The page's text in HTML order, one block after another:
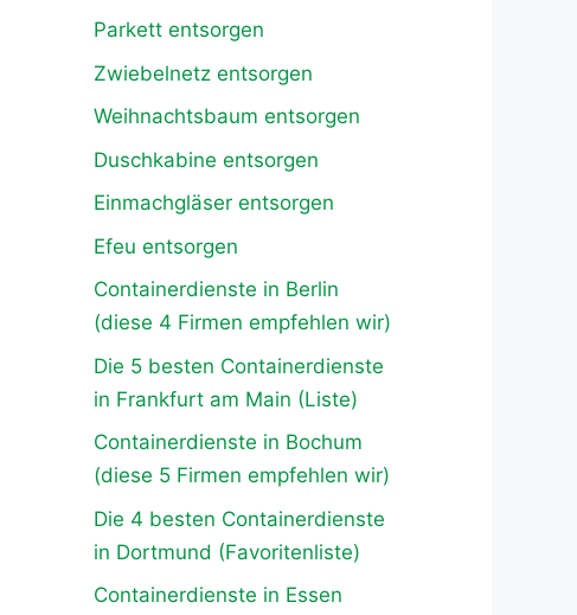
Parkett entsorgen
Zwiebelnetz entsorgen
Weihnachtsbaum entsorgen
Duschkabine entsorgen
Einmachgläser entsorgen
Efeu entsorgen
Containerdienste in Berlin
(diese 4 Firmen empfehlen wir)
Die 5 besten Containerdienste
in Frankfurt am Main (Liste)
Containerdienste in Bochum
(diese 5 Firmen empfehlen wir)
Die 4 besten Containerdienste
in Dortmund (Favoritenliste)
Containerdienste in Essen